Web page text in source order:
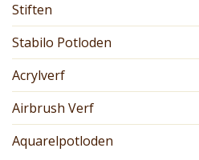
Stiften
Stabilo Potloden
Acrylverf
Airbrush Verf
Aquarelpotloden